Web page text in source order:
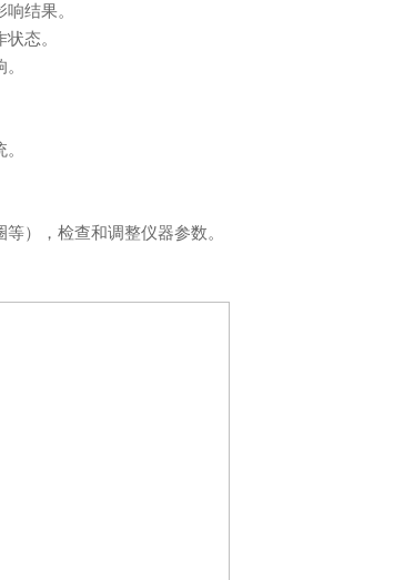
结果。
态。
），检查和调整仪器参数。